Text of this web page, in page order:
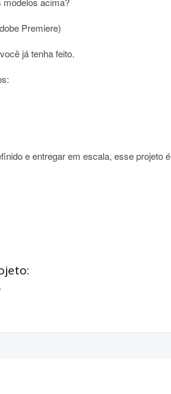
Premiere)
já tenha feito.
e entregar em escala, esse projeto é